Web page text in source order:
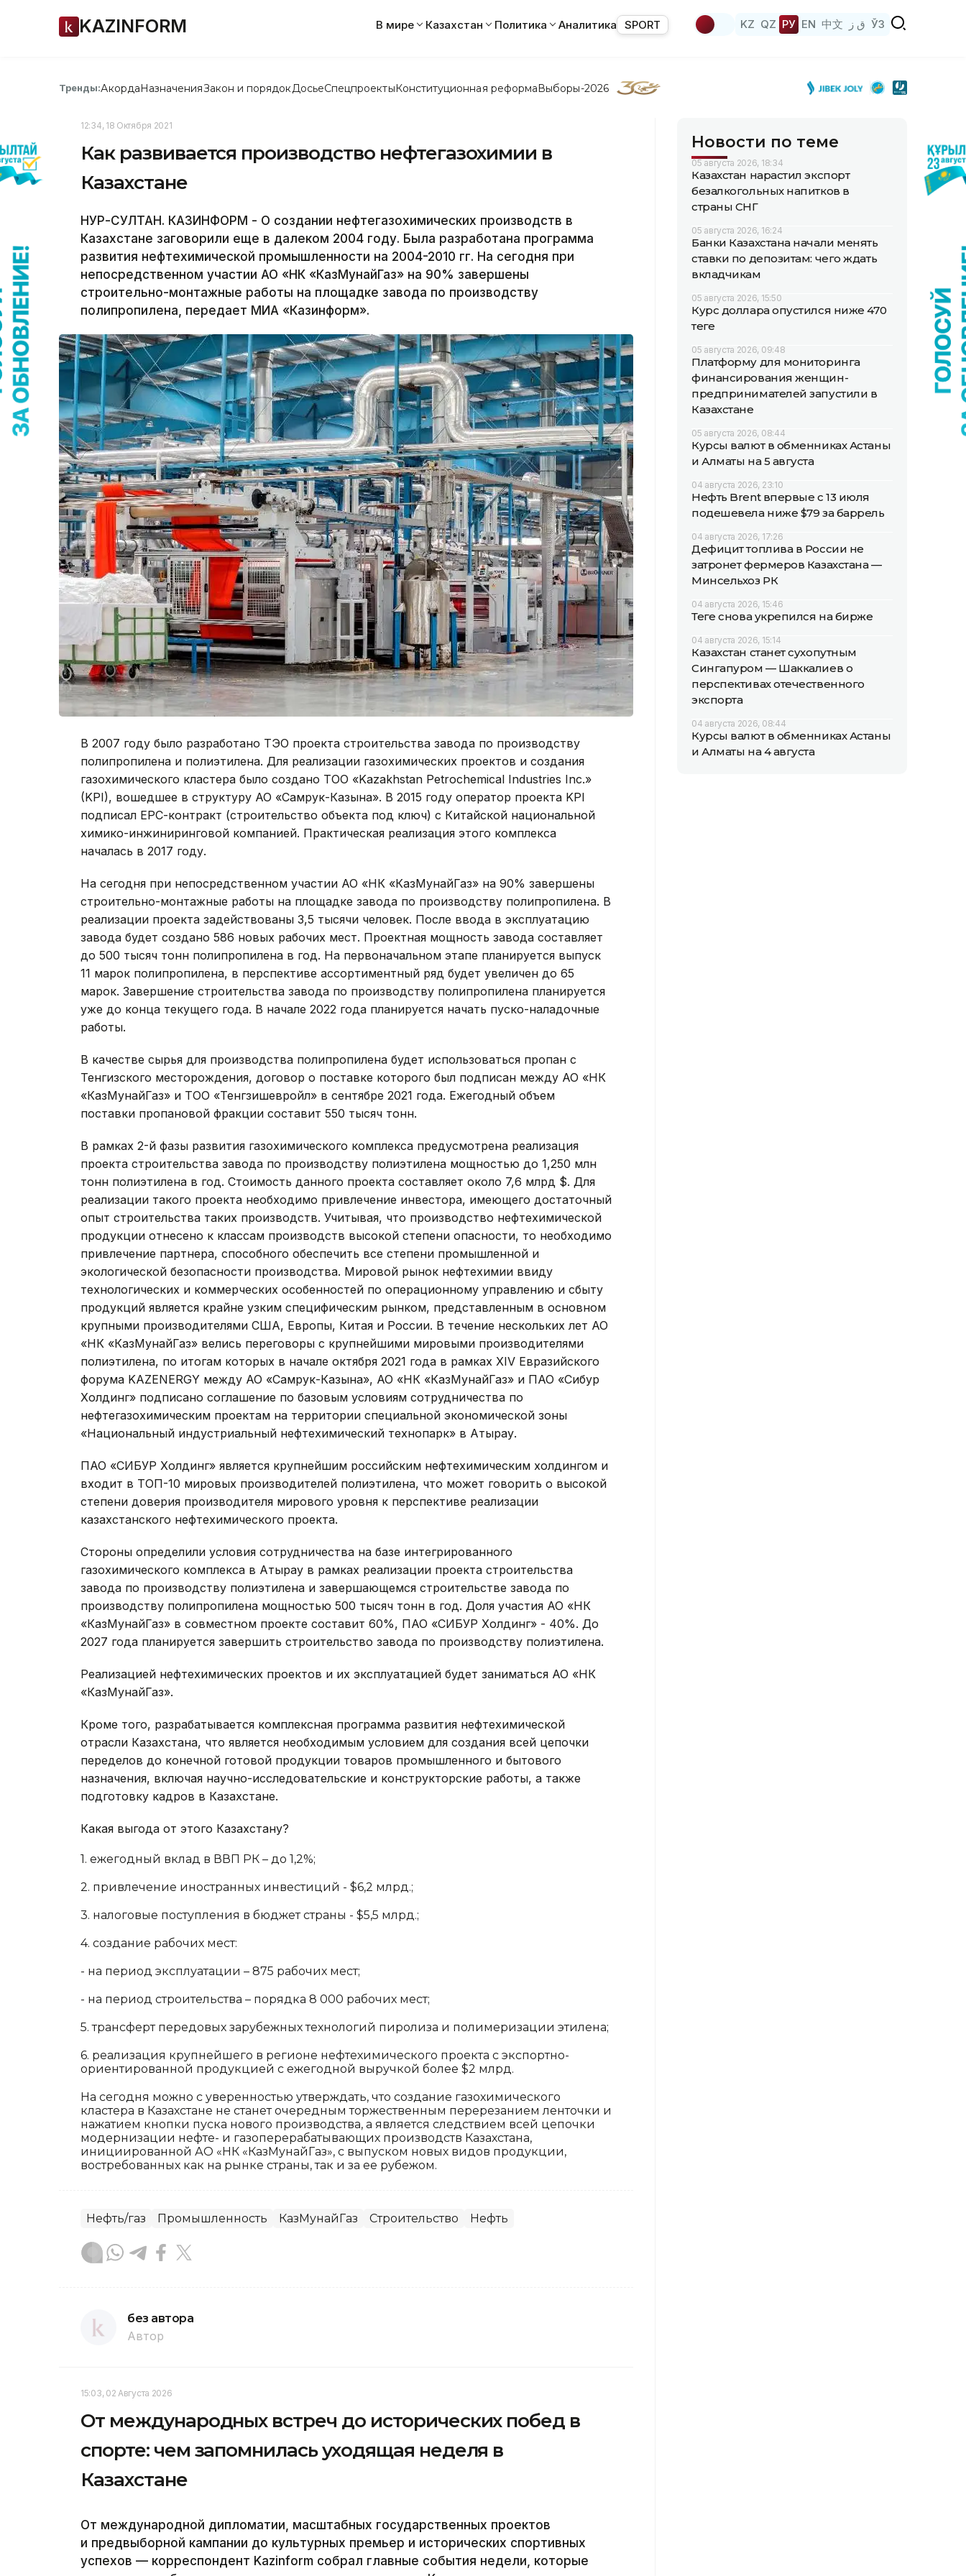
KAZINFORM В мире Казахстан Политика Аналитика SPORT KZ QZ РУ EN 中文 ق ز ЎЗ
Тренды:АкордаНазначенияЗакон и порядок ДосьеСпецпроектыКонституционная реформаВыборы-2026
12:34, 18 Октября 2021
Как развивается производство нефтегазохимии в
Казахстане
НУР-СУЛТАН. КАЗИНФОРМ - О создании нефтегазохимических производств в
Казахстане заговорили еще в далеком 2004 году. Была разработана программа
развития нефтехимической промышленности на 2004-2010 гг. На сегодня при
непосредственном участии АО «НК «КазМунайГаз» на 90% завершены
строительно-монтажные работы на площадке завода по производству
полипропилена, передает МИА «Казинформ».
В 2007 году было разработано ТЭО проекта строительства завода по производству
полипропилена и полиэтилена. Для реализации газохимических проектов и создания
газохимического кластера было создано ТОО «Kazakhstan Petrochemical Industries Inc.»
(KPI), вошедшее в структуру АО «Самрук-Казына». В 2015 году оператор проекта KPI
подписал ЕРС-контракт (строительство объекта под ключ) с Китайской национальной
химико-инжиниринговой компанией. Практическая реализация этого комплекса
началась в 2017 году.
На сегодня при непосредственном участии АО «НК «КазМунайГаз» на 90% завершены
строительно-монтажные работы на площадке завода по производству полипропилена. В
реализации проекта задействованы 3,5 тысячи человек. После ввода в эксплуатацию
завода будет создано 586 новых рабочих мест. Проектная мощность завода составляет
до 500 тысяч тонн полипропилена в год. На первоначальном этапе планируется выпуск
11 марок полипропилена, в перспективе ассортиментный ряд будет увеличен до 65
марок. Завершение строительства завода по производству полипропилена планируется
уже до конца текущего года. В начале 2022 года планируется начать пуско-наладочные
работы.
В качестве сырья для производства полипропилена будет использоваться пропан с
Тенгизского месторождения, договор о поставке которого был подписан между АО «НК
«КазМунайГаз» и ТОО «Тенгзишевройл» в сентябре 2021 года. Ежегодный объем
поставки пропановой фракции составит 550 тысяч тонн.
В рамках 2-й фазы развития газохимического комплекса предусмотрена реализация
проекта строительства завода по производству полиэтилена мощностью до 1,250 млн
тонн полиэтилена в год. Стоимость данного проекта составляет около 7,6 млрд $. Для
реализации такого проекта необходимо привлечение инвестора, имеющего достаточный
опыт строительства таких производств. Учитывая, что производство нефтехимической
продукции отнесено к классам производств высокой степени опасности, то необходимо
привлечение партнера, способного обеспечить все степени промышленной и
экологической безопасности производства. Мировой рынок нефтехимии ввиду
технологических и коммерческих особенностей по операционному управлению и сбыту
продукций является крайне узким специфическим рынком, представленным в основном
крупными производителями США, Европы, Китая и России. В течение нескольких лет АО
«НК «КазМунайГаз» велись переговоры с крупнейшими мировыми производителями
полиэтилена, по итогам которых в начале октября 2021 года в рамках XIV Евразийского
форума KAZENERGY между АО «Самрук-Казына», АО «НК «КазМунайГаз» и ПАО «Сибур
Холдинг» подписано соглашение по базовым условиям сотрудничества по
нефтегазохимическим проектам на территории специальной экономической зоны
«Национальный индустриальный нефтехимический технопарк» в Атырау.
ПАО «СИБУР Холдинг» является крупнейшим российским нефтехимическим холдингом и
входит в ТОП-10 мировых производителей полиэтилена, что может говорить о высокой
степени доверия производителя мирового уровня к перспективе реализации
казахстанского нефтехимического проекта.
Стороны определили условия сотрудничества на базе интегрированного
газохимического комплекса в Атырау в рамках реализации проекта строительства
завода по производству полиэтилена и завершающемся строительстве завода по
производству полипропилена мощностью 500 тысяч тонн в год. Доля участия АО «НК
«КазМунайГаз» в совместном проекте составит 60%, ПАО «СИБУР Холдинг» - 40%. До
2027 года планируется завершить строительство завода по производству полиэтилена.
Реализацией нефтехимических проектов и их эксплуатацией будет заниматься АО «НК
«КазМунайГаз».
Кроме того, разрабатывается комплексная программа развития нефтехимической
отрасли Казахстана, что является необходимым условием для создания всей цепочки
переделов до конечной готовой продукции товаров промышленного и бытового
назначения, включая научно-исследовательские и конструкторские работы, а также
подготовку кадров в Казахстане.
Какая выгода от этого Казахстану?
1. ежегодный вклад в ВВП РК – до 1,2%;
2. привлечение иностранных инвестиций - $6,2 млрд.;
3. налоговые поступления в бюджет страны - $5,5 млрд.;
4. создание рабочих мест:
- на период эксплуатации – 875 рабочих мест;
- на период строительства – порядка 8 000 рабочих мест;
5.трансферт передовых зарубежных технологий пиролиза и полимеризации этилена;
6. реализация крупнейшего в регионе нефтехимического проекта с экспортно-
ориентированной продукцией с ежегодной выручкой более $2 млрд.
На сегодня можно с уверенностью утверждать, что создание газохимического
кластера в Казахстане не станет очередным торжественным перерезанием ленточки и
нажатием кнопки пуска нового производства, а является следствием всей цепочки
модернизации нефте- и газоперерабатывающих производств Казахстана,
инициированной АО «НК «КазМунайГаз», с выпуском новых видов продукции,
востребованных как на рынке страны, так и за ее рубежом.
Нефть/газ Промышленность КазМунайГаз Строительство Нефть
без автора
Автор
15:03, 02 Августа 2026
От международных встреч до исторических побед в
спорте: чем запомнилась уходящая неделя в
Казахстане
От международной дипломатии, масштабных государственных проектов
и предвыборной кампании до культурных премьер и исторических спортивных
успехов — корреспондент Kazinform собрал главные события недели, которые
Новости по теме
05 августа 2026, 18:34
Казахстан нарастил экспорт
безалкогольных напитков в
страны СНГ
05 августа 2026, 16:24
Банки Казахстана начали менять
ставки по депозитам: чего ждать
вкладчикам
05 августа 2026, 15:50
Курс доллара опустился ниже 470
теңге
05 августа 2026, 09:48
Платформу для мониторинга
финансирования женщин-
предпринимателей запустили в
Казахстане
05 августа 2026, 08:44
Курсы валют в обменниках Астаны
и Алматы на 5 августа
04 августа 2026, 23:10
Нефть Brent впервые с 13 июля
подешевела ниже $79 за баррель
04 августа 2026, 17:26
Дефицит топлива в России не
затронет фермеров Казахстана —
Минсельхоз РК
04 августа 2026, 15:46
Теңге снова укрепился на бирже
04 августа 2026, 15:14
Казахстан станет сухопутным
Сингапуром — Шаккалиев о
перспективах отечественного
экспорта
04 августа 2026, 08:44
Курсы валют в обменниках Астаны
и Алматы на 4 августа